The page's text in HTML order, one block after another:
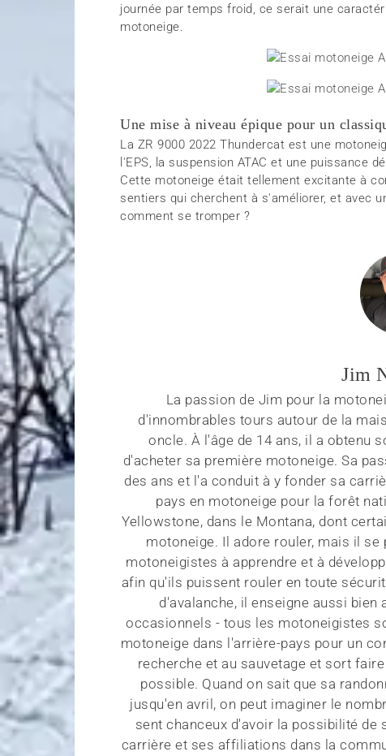
journée par temps froid, ce serait une
motoneige.
Une mise à niveau épique pour un
La ZR 9000 2022 Thundercat est une
l'EPS, la suspension ATAC et une puissance
Cette motoneige était tellement excitante à
sentiers qui cherchent à s'améliorer, et avec
comment se tromper ?
Jim
La passion de Jim pour la
d'innombrables tours autour de la
oncle. À l'âge de 14 ans, il a obtenu
d'acheter sa première motoneige. Sa
des ans et l'a conduit à y fonder sa
pays en motoneige pour la forêt
Yellowstone, dans le Montana, dont
motoneige. Il adore rouler, mais il
motoneigistes à apprendre et à
afin qu'ils puissent rouler en toute
d'avalanche, il enseigne aussi
occasionnels - tous les motoneigistes
motoneige dans l'arrière-pays pour un
recherche et au sauvetage et sort
possible. Quand on sait que sa
jusqu'en avril, on peut imaginer le
sent chanceux d'avoir la possibilité de
carrière et ses affiliations dans la